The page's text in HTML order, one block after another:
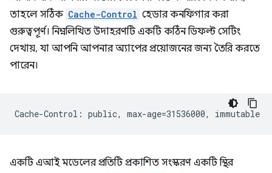
তাহলে সঠিক Cache-Control হেডার কনফিগার করা
গুরুত্বপূর্ণ। নিম্নলিখিত উদাহরণটি একটি কঠিন ডিফল্ট সেটিং
দেখায়, যা আপনি আপনার অ্যাপের প্রয়োজনের জন্য তৈরি করতে
পারেন।
একটি এআই মডেলের প্রতিটি প্রকাশিত সংস্করণ একটি স্থির